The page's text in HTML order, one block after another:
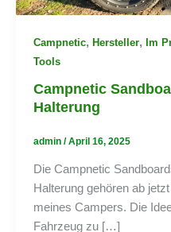
Campnetic, Hersteller, Im
Tools
Campnetic
Halterung
admin /April 16, 2025
Die Campnetic
Halterung gehören ab
meines Campers. Die
Fahrzeug zu […]